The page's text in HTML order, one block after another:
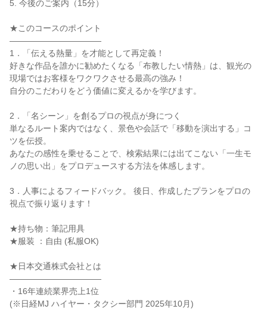
5. 今後のご案内（15分）
★このコースのポイント
―――――――――――
1．「伝える熱量」を才能として再定義！
好きな作品を誰かに勧めたくなる「布教したい情熱」は、観光の
現場ではお客様をワクワクさせる最高の強み！
自分のこだわりをどう価値に変えるかを学びます。
2．「名シーン」を創るプロの視点が身につく
単なるルート案内ではなく、景色や会話で「移動を演出する」コ
ツを伝授。
あなたの感性を乗せることで、検索結果には出てこない「一生モ
ノの思い出」をプロデュースする方法を体感します。
3．人事によるフィードバック。 後日、作成したプランをプロの
視点で振り返ります！
★持ち物：筆記用具
★服装 ：自由 (私服OK)
★日本交通株式会社とは
―――――――――――
・16年連続業界売上1位
(※日経MJ ハイヤー・タクシー部門 2025年10月)